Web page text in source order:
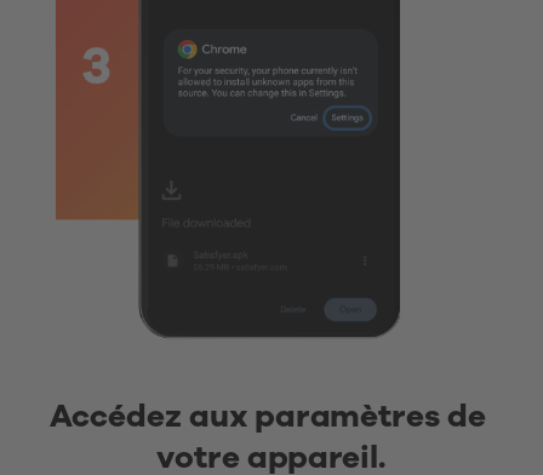
Accédez aux paramètres de
votre appareil.